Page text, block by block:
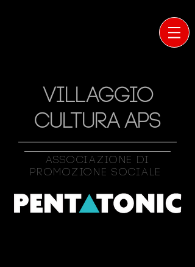
VILLAGGIO
CULTURA APS
Associazione Di
Promozione Sociale